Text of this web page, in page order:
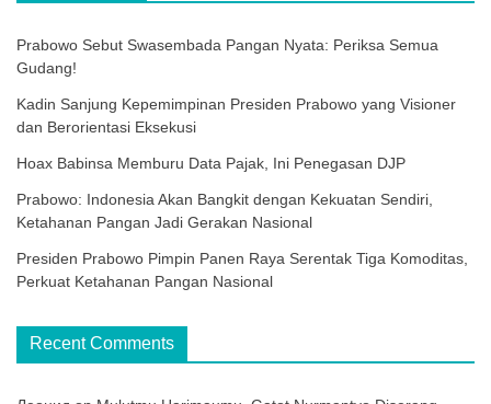
Prabowo Sebut Swasembada Pangan Nyata: Periksa Semua
Gudang!
Kadin Sanjung Kepemimpinan Presiden Prabowo yang Visioner
dan Berorientasi Eksekusi
Hoax Babinsa Memburu Data Pajak, Ini Penegasan DJP
Prabowo: Indonesia Akan Bangkit dengan Kekuatan Sendiri,
Ketahanan Pangan Jadi Gerakan Nasional
Presiden Prabowo Pimpin Panen Raya Serentak Tiga Komoditas,
Perkuat Ketahanan Pangan Nasional
Recent Comments